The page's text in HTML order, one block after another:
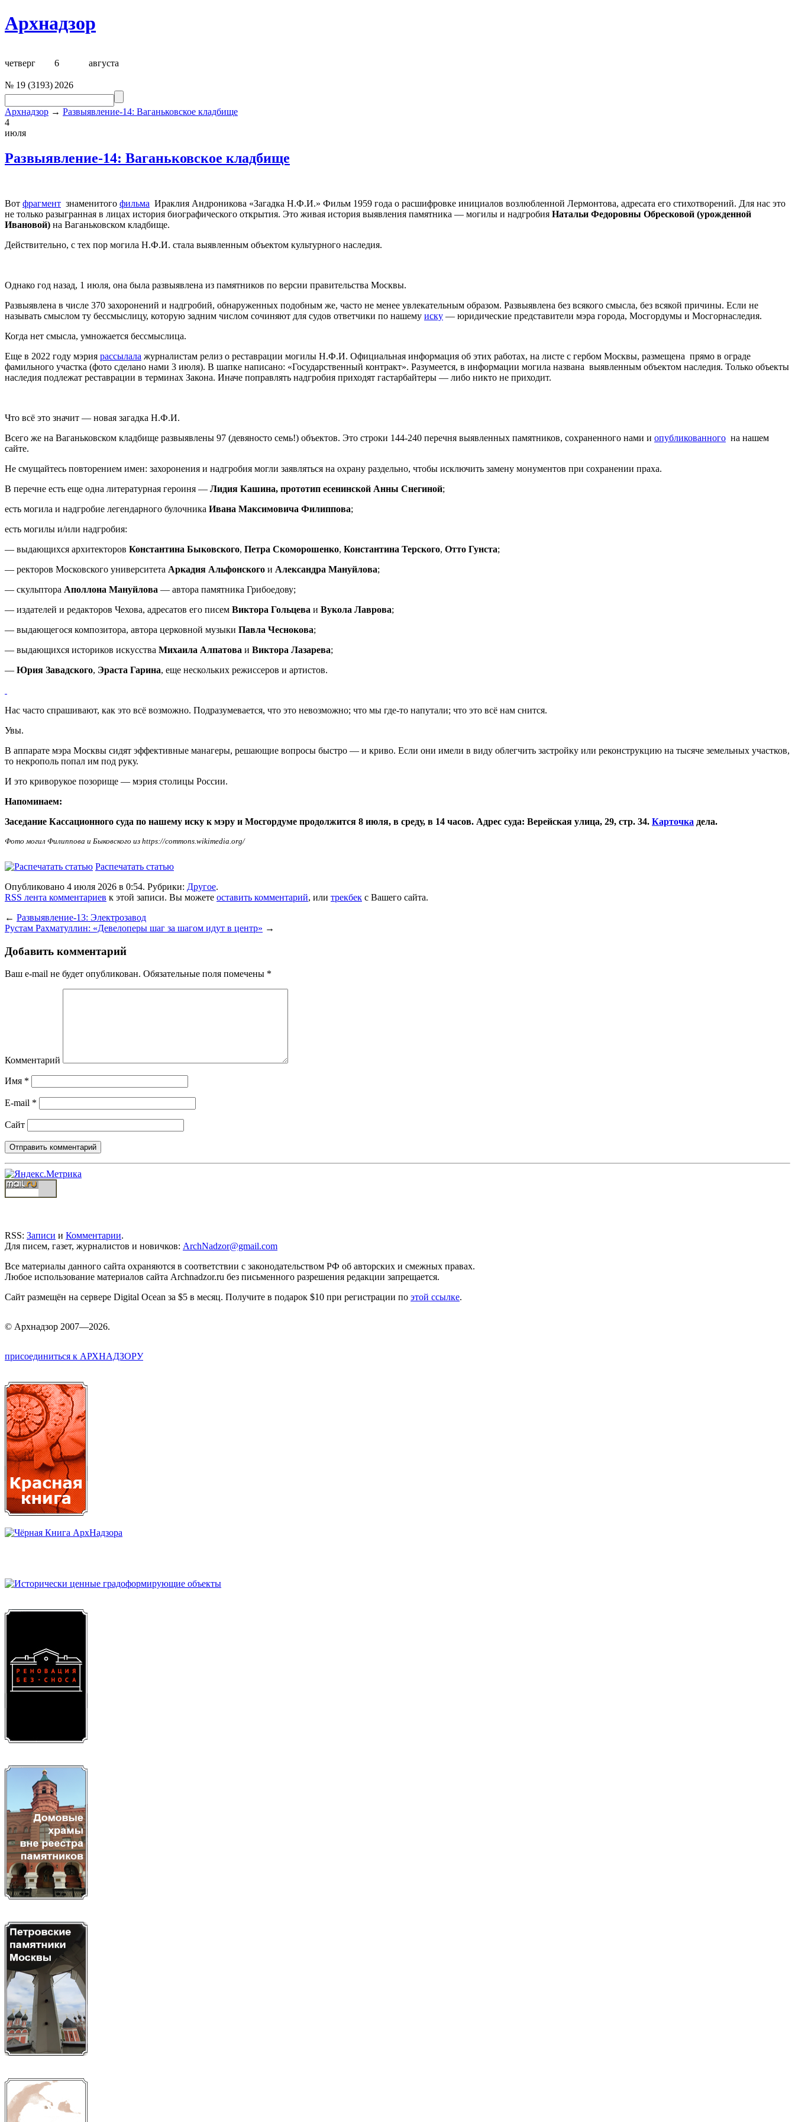
Архнадзор
четверг 6 августа
№ 19 (3193) 2026
Архнадзор → Развыявление-14: Ваганьковское кладбище
4
июля
Развыявление-14: Ваганьковское кладбище
Вот фрагмент знаменитого фильма Ираклия Андроникова «Загадка Н.Ф.И.» Фильм 1959 года о расшифровке инициалов возлюбленной Лермонтова, адресата его стихотворений. Для нас это
не только разыгранная в лицах история биографического открытия. Это живая история выявления памятника — могилы и надгробия Натальи Федоровны Обресковой (урожденной
Ивановой) на Ваганьковском кладбище.
Действительно, с тех пор могила Н.Ф.И. стала выявленным объектом культурного наследия.
Однако год назад, 1 июля, она была развыявлена из памятников по версии правительства Москвы.
Развыявлена в числе 370 захоронений и надгробий, обнаруженных подобным же, часто не менее увлекательным образом. Развыявлена без всякого смысла, без всякой причины. Если не
называть смыслом ту бессмыслицу, которую задним числом сочиняют для судов ответчики по нашему иску — юридические представители мэра города, Мосгордумы и Мосгорнаследия.
Когда нет смысла, умножается бессмыслица.
Еще в 2022 году мэрия рассылала журналистам релиз о реставрации могилы Н.Ф.И. Официальная информация об этих работах, на листе с гербом Москвы, размещена прямо в ограде
фамильного участка (фото сделано нами 3 июля). В шапке написано: «Государственный контракт». Разумеется, в информации могила названа выявленным объектом наследия. Только объекты
наследия подлежат реставрации в терминах Закона. Иначе поправлять надгробия приходят гастарбайтеры — либо никто не приходит.
Что всё это значит — новая загадка Н.Ф.И.
Всего же на Ваганьковском кладбище развыявлены 97 (девяносто семь!) объектов. Это строки 144-240 перечня выявленных памятников, сохраненного нами и опубликованного на нашем
сайте.
Не смущайтесь повторением имен: захоронения и надгробия могли заявляться на охрану раздельно, чтобы исключить замену монументов при сохранении праха.
В перечне есть еще одна литературная героиня — Лидия Кашина, прототип есенинской Анны Снегиной;
есть могила и надгробие легендарного булочника Ивана Максимовича Филиппова;
есть могилы и/или надгробия:
— выдающихся архитекторов Константина Быковского, Петра Скоморошенко, Константина Терского, Отто Гунста;
— ректоров Московского университета Аркадия Альфонского и Александра Мануйлова;
— скульптора Аполлона Мануйлова — автора памятника Грибоедову;
— издателей и редакторов Чехова, адресатов его писем Виктора Гольцева и Вукола Лаврова;
— выдающегося композитора, автора церковной музыки Павла Чеснокова;
— выдающихся историков искусства Михаила Алпатова и Виктора Лазарева;
— Юрия Завадского, Эраста Гарина, еще нескольких режиссеров и артистов.
Нас часто спрашивают, как это всё возможно. Подразумевается, что это невозможно; что мы где-то напутали; что это всё нам снится.
Увы.
В аппарате мэра Москвы сидят эффективные манагеры, решающие вопросы быстро — и криво. Если они имели в виду облегчить застройку или реконструкцию на тысяче земельных участков,
то некрополь попал им под руку.
И это криворукое позорище — мэрия столицы России.
Напоминаем:
Заседание Кассационного суда по нашему иску к мэру и Мосгордуме продолжится 8 июля, в среду, в 14 часов. Адрес суда: Верейская улица, 29, стр. 34. Карточка дела.
Фото могил Филиппова и Быковского из https://commons.wikimedia.org/
Распечатать статью
Опубликовано 4 июля 2026 в 0:54. Рубрики: Другое.
RSS лента комментариев к этой записи. Вы можете оставить комментарий, или трекбек с Вашего сайта.
← Развыявление-13: Электрозавод
Рустам Рахматуллин: «Девелоперы шаг за шагом идут в центр» →
Добавить комментарий
Ваш e-mail не будет опубликован. Обязательные поля помечены *
Комментарий
Имя *
E-mail *
Сайт
RSS: Записи и Комментарии.
Для писем, газет, журналистов и новичков: ArchNadzor@gmail.com
Все материалы данного сайта охраняются в соответствии с законодательством РФ об авторских и смежных правах.
Любое использование материалов сайта Archnadzor.ru без письменного разрешения редакции запрещается.
Сайт размещён на сервере Digital Ocean за $5 в месяц. Получите в подарок $10 при регистрации по этой ссылке.
© Архнадзор 2007—2026.
присоединиться к АРХНАДЗОРУ